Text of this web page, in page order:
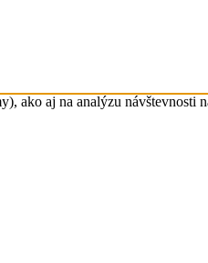
ako aj na analýzu návštevnosti